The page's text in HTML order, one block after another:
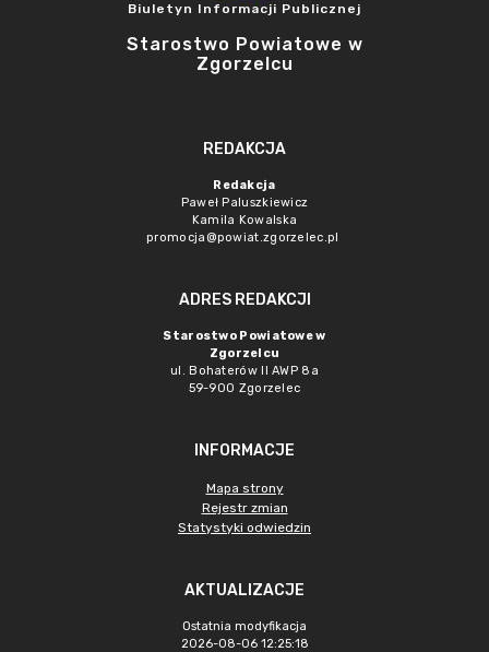
Biuletyn Informacji Publicznej
Starostwo Powiatowe w
Zgorzelcu
REDAKCJA
Redakcja
Paweł Paluszkiewicz
Kamila Kowalska
promocja@powiat.zgorzelec.pl
ADRES REDAKCJI
Starostwo Powiatowe w
Zgorzelcu
ul. Bohaterów II AWP 8a
59-900 Zgorzelec
INFORMACJE
Mapa strony
Rejestr zmian
Statystyki odwiedzin
AKTUALIZACJE
Ostatnia modyfikacja
2026-08-06 12:25:18